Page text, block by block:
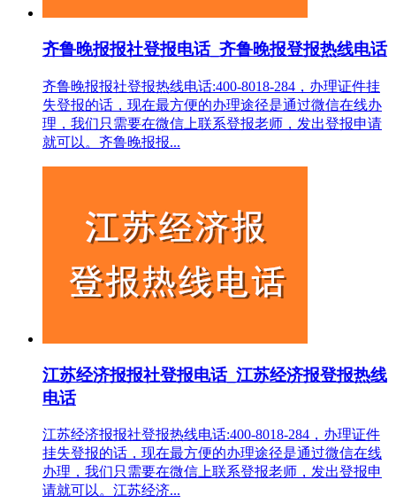
齐鲁晚报报社登报电话_齐鲁晚报登报热线电话
齐鲁晚报报社登报热线电话:400-8018-284，办理证件挂
失登报的话，现在最方便的办理途径是通过微信在线办
理，我们只需要在微信上联系登报老师，发出登报申请
就可以。齐鲁晚报报...
江苏经济报报社登报电话_江苏经济报登报热线
电话
江苏经济报报社登报热线电话:400-8018-284，办理证件
挂失登报的话，现在最方便的办理途径是通过微信在线
办理，我们只需要在微信上联系登报老师，发出登报申
请就可以。江苏经济...